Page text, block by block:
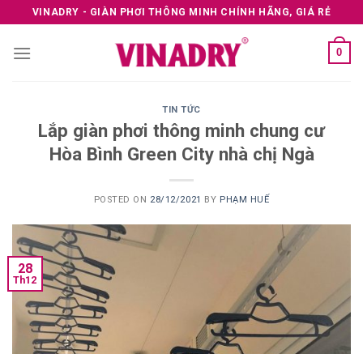
to
content
VINADRY - GIÀN PHƠI THÔNG MINH CHÍNH HÃNG, GIÁ RẺ
0
TIN TỨC
Lắp giàn phơi thông minh chung cư
Hòa Bình Green City nhà chị Ngà
POSTED ON 28/12/2021 BY PHẠM HUẾ
28
Th12